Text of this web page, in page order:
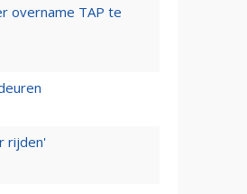
overname TAP te
rijden'